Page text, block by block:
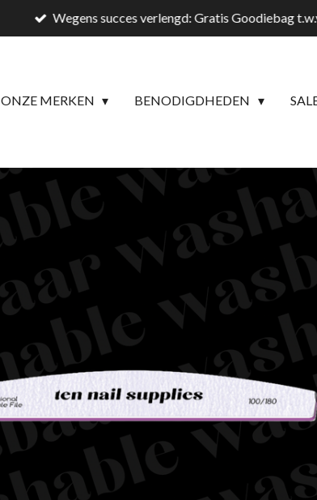
Wegens succes verlengd: Gratis Goodiebag
ONZE MERKEN BENODIGDHEDEN